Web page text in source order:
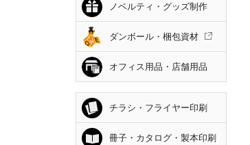
ノベルティ・グッズ制作
ダンボール・梱包資材
オフィス用品・店舗用品
チラシ・フライヤー印刷
冊子・カタログ・製本印刷